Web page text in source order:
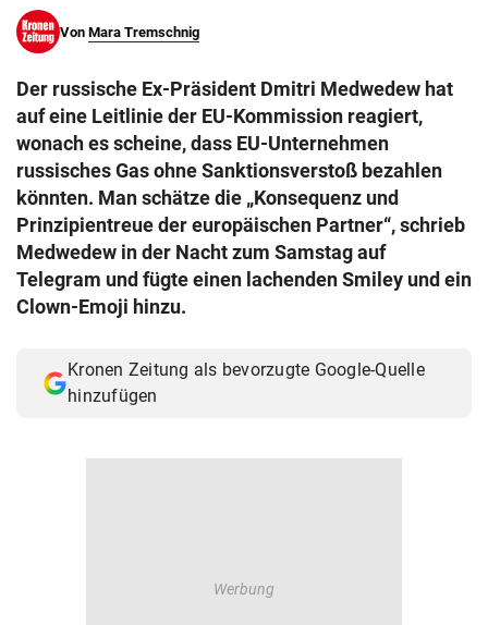
Von Mara Tremschnig
Der russische Ex-Präsident Dmitri Medwedew hat
auf eine Leitlinie der EU-Kommission reagiert,
wonach es scheine, dass EU-Unternehmen
russisches Gas ohne Sanktionsverstoß bezahlen
könnten. Man schätze die „Konsequenz und
Prinzipientreue der europäischen Partner“, schrieb
Medwedew in der Nacht zum Samstag auf
Telegram und fügte einen lachenden Smiley und ein
Clown-Emoji hinzu.
Kronen Zeitung als bevorzugte Google-Quelle
hinzufügen